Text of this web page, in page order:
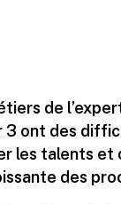
de
3 ont des
les talents
des